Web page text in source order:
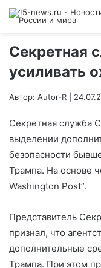
Секретная
усиливать
Автор: Autor-R |
Секретная служба
выделении
безопасности
Трампа. На основе
Washington Post”.
Представитель
признал, что
дополнительные
Трампа. При этом